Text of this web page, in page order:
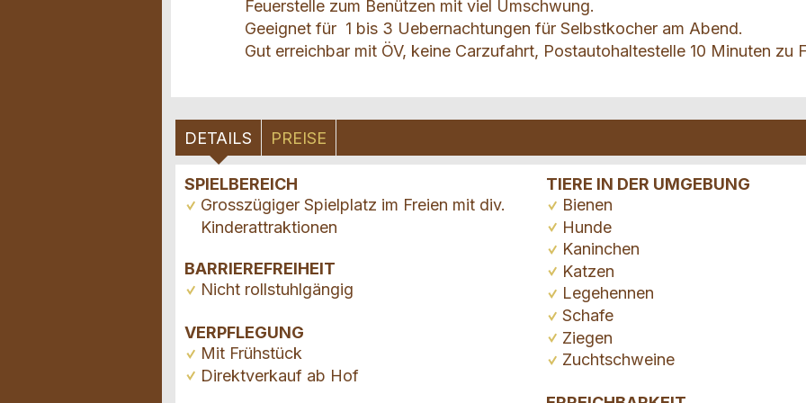
Feuerstelle zum Benützen mit viel Umschwung.
Geeignet für 1 bis 3 Uebernachtungen für Selbstkocher am Abend.
Gut erreichbar mit ÖV, keine Carzufahrt, Postautohaltestelle 10 Minuten zu
DETAILS PREISE
SPIELBEREICH
Grosszügiger Spielplatz im Freien mit div.
Kinderattraktionen
BARRIEREFREIHEIT
Nicht rollstuhlgängig
VERPFLEGUNG
Mit Frühstück
Direktverkauf ab Hof
TIERE IN DER UMGEBUNG
Bienen
Hunde
Kaninchen
Katzen
Legehennen
Schafe
Ziegen
Zuchtschweine